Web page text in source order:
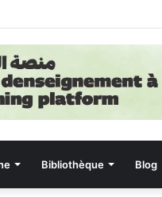
Bibliothèque Blog